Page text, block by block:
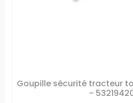
Goupille sécurité tracteur
-